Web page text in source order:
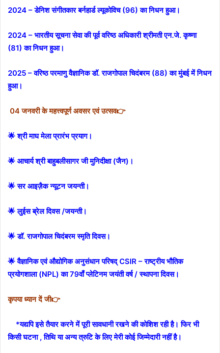
2024 – डेनिश संगीतकार बर्नहार्ड ल्यूकोविच (96) का निधन हुआ।
2024 – भारतीय सूचना सेवा की पूर्व वरिष्ठ अधिकारी श्रीमती एन.जे. कृष्णा
(81) का निधन हुआ।
2025 – वरिष्ठ परमाणु वैज्ञानिक डॉ. राजगोपाल चिदंबरम (88) का मुंबई में निधन
हुआ।
04 जनवरी के महत्त्वपूर्ण अवसर एवं उत्सव👉
🌟 श्री माघ मेला प्रारंभ प्रयाग।
🌟 आचार्य श्री बाहुबलीसागर जी मुनिदीक्षा (जैन)।
🌟 सर आइज़ैक न्यूटन जयन्ती।
🌟 लुईस ब्रेल दिवस /जयन्ती।
🌟 डॉ. राजगोपाल चिदंबरम स्मृति दिवस।
🌟 वैज्ञानिक एवं औद्योगिक अनुसंधान परिषद् CSIR – राष्ट्रीय भौतिक
प्रयोगशाला (NPL) का 79वाँ प्लेटिनम जयंती वर्ष / स्थापना दिवस।
कृपया ध्यान दें जी👉
*यद्यपि इसे तैयार करने में पूरी सावधानी रखने की कोशिश रही है। फिर भी
किसी घटना , तिथि या अन्य त्रुटि के लिए मेरी कोई जिम्मेदारी नहीं है।